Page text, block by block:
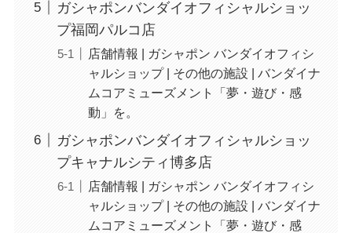
ガシャポンバンダイオフィシャルショッ
プ福岡パルコ店
店舗情報 | ガシャポン バンダイオフィシ
ャルショップ | その他の施設 | バンダイナ
ムコアミューズメント「夢・遊び・感
動」を。
ガシャポンバンダイオフィシャルショッ
プキャナルシティ博多店
店舗情報 | ガシャポン バンダイオフィシ
ャルショップ | その他の施設 | バンダイナ
ムコアミューズメント「夢・遊び・感